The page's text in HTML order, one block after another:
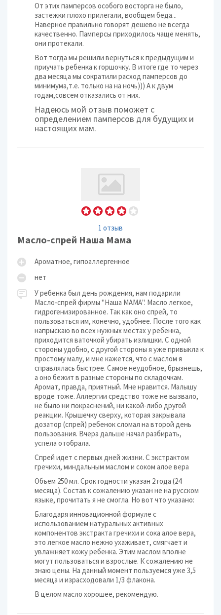
От этих памперсов особого восторга не было,
застежки плохо прилегали, вообщем беда...
Наверное правильно говорят дешево не всегда
качественно. Памперсы приходилось чаще менять,
они протекали.
Вот тогда мы решили вернуться к предыдущим и
приучать ребенка к горшочку. В итоге где то через
два месяца мы сократили расход памперсов до
минимума,т.е. только на на ночь))) А к двум
годам,совсем отказались от них.
Надеюсь мой отзыв поможет с
определением памперсов для будущих и
настоящих мам.
1 отзыв
Масло-спрей Наша Мама
Ароматное, гипоаллергенное
нет
У ребенка был день рождения, нам подарили
Масло-спрей фирмы "Наша МАМА". Масло легкое,
гидрогенизированное. Так как оно спрей, то
пользоваться им, конечно, удобнее. После того как
напрыскаю во всех нужных местах у ребенка,
приходится ваточкой убирать излишки. С одной
стороны удобно, с другой стороны я уже привыкла к
простому малу, и мне кажется, что с маслом я
справлялась быстрее. Самое неудобное, брызнешь,
а оно бежит в разные стороны по складочкам.
Аромат, правда, приятный. Мне нравится. Малышу
вроде тоже. Аллергии средство тоже не вызвало,
не было ни покраснений, ни какой-либо другой
реакции. Крышечку сверху, которая закрывала
дозатор (спрей) ребенок сломал на второй день
пользования. Вчера дальше начал разбирать,
успела отобрала.
Спрей идет с первых дней жизни. С экстрактом
гречихи, миндальным маслом и соком алое вера
Объем 250 мл. Срок годности указан 2 года (24
месяца). Состав к сожалению указан не на русском
языке, прочитать я не смогла. Но вот что указано:
Благодаря инновационной формуле с
использованием натуральных активных
компонентов экстракта гречихи и сока алое вера,
это легкое масло нежно ухаживает, смягчает и
увлажняет кожу ребенка. Этим маслом вполне
могут пользоваться и взрослые. К сожалению не
знаю цены. На данный момент пользуемся уже 3,5
месяца и израсходовали 1/3 флакона.
В целом масло хорошее, рекомендую.